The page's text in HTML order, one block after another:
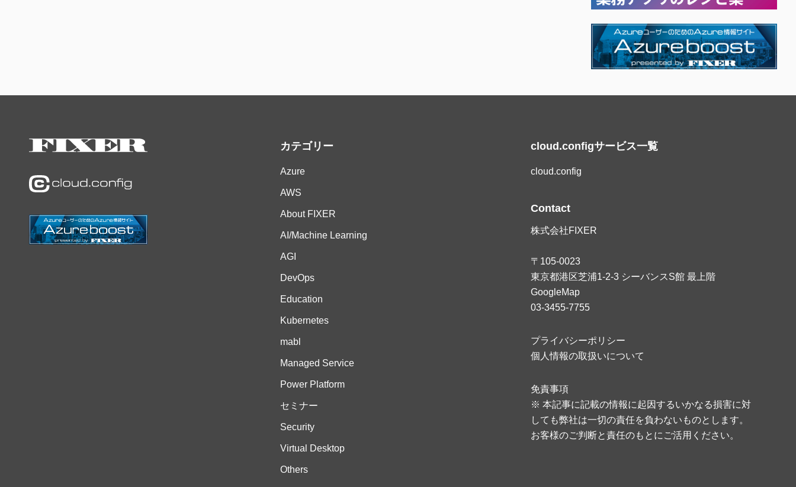
カテゴリー
Azure
AWS
About FIXER
AI/Machine Learning
AGI
DevOps
Education
Kubernetes
mabl
Managed Service
Power Platform
セミナー
Security
Virtual Desktop
Others
cloud.configサービス一覧
cloud.config
Contact
株式会社FIXER
〒105-0023
東京都港区芝浦1-2-3 シーバンスS館 最上階
GoogleMap
03-3455-7755
プライバシーポリシー
個人情報の取扱いについて
免責事項
※ 本記事に記載の情報に起因するいかなる損害に対
しても弊社は一切の責任を負わないものとします。
お客様のご判断と責任のもとにご活用ください。